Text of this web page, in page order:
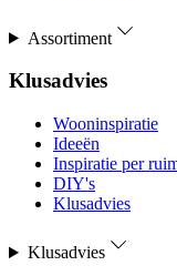
Assortiment
Klusadvies
Wooninspiratie
Ideeën
Inspiratie per
DIY's
Klusadvies
Klusadvies